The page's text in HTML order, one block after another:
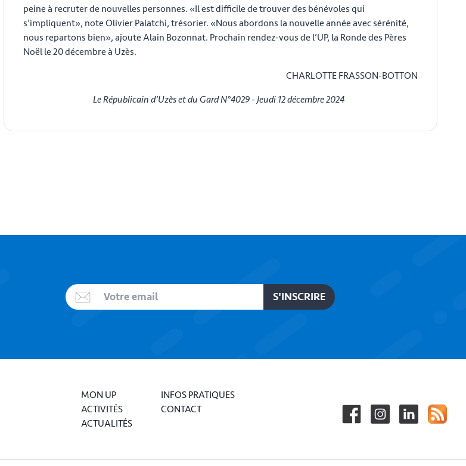
peine à recruter de nouvelles personnes. «Il est difficile de trouver des bénévoles qui
s’impliquent», note Olivier Palatchi, trésorier. «Nous abordons la nouvelle année avec sérénité,
nous repartons bien», ajoute Alain Bozonnat. Prochain rendez-vous de l’UP, la Ronde des Pères
Noël le 20 décembre à Uzès.
CHARLOTTE FRASSON-BOTTON
Le Républicain d’Uzès et du Gard N°4029 - Jeudi 12 décembre 2024
MON UP
ACTIVITÉS
ACTUALITÉS
INFOS PRATIQUES
CONTACT